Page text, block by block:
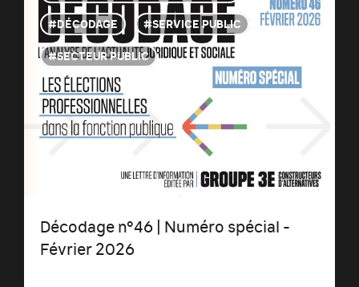
DÉCODAGE
SERVICE PUBLIC
SECTEUR PUBLIC
Décodage n°46 | Numéro spécial -
Février 2026